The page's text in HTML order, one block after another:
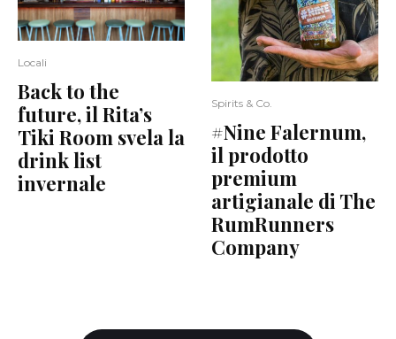
Locali
Back to the
future, il Rita’s
Tiki Room svela la
drink list
invernale
Spirits & Co.
#Nine Falernum,
il prodotto
premium
artigianale di The
RumRunners
Company